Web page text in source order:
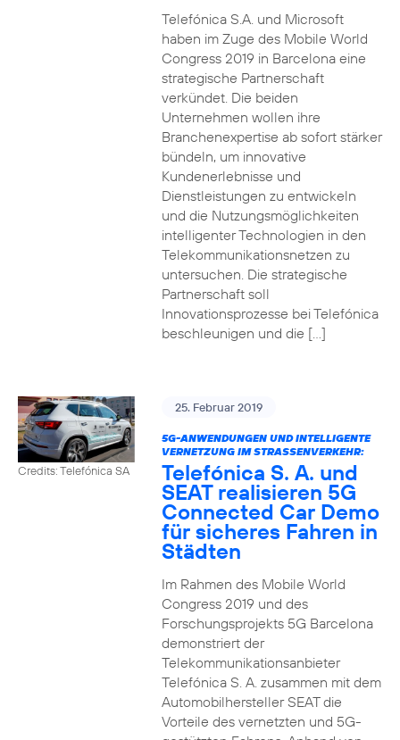
Telefónica S.A. und Microsoft
haben im Zuge des Mobile World
Congress 2019 in Barcelona eine
strategische Partnerschaft
verkündet. Die beiden
Unternehmen wollen ihre
Branchenexpertise ab sofort stärker
bündeln, um innovative
Kundenerlebnisse und
Dienstleistungen zu entwickeln
und die Nutzungsmöglichkeiten
intelligenter Technologien in den
Telekommunikationsnetzen zu
untersuchen. Die strategische
Partnerschaft soll
Innovationsprozesse bei Telefónica
beschleunigen und die […]
Credits: Telefónica SA
25. Februar 2019
5G-ANWENDUNGEN UND INTELLIGENTE
VERNETZUNG IM STRASSENVERKEHR:
Telefónica S. A. und
SEAT realisieren 5G
Connected Car Demo
für sicheres Fahren in
Städten
Im Rahmen des Mobile World
Congress 2019 und des
Forschungsprojekts 5G Barcelona
demonstriert der
Telekommunikationsanbieter
Telefónica S. A. zusammen mit dem
Automobilhersteller SEAT die
Vorteile des vernetzten und 5G-